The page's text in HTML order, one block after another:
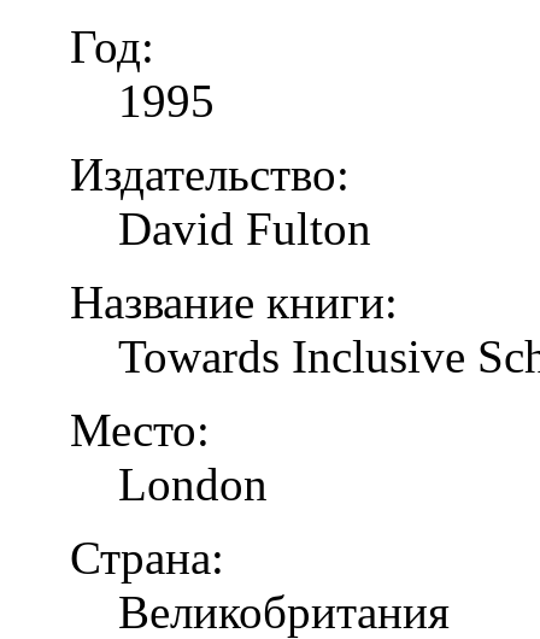
Год:
1995
Издательство:
David Fulton
Название книги:
Towards Inclusive
Место:
London
Страна:
Великобритания